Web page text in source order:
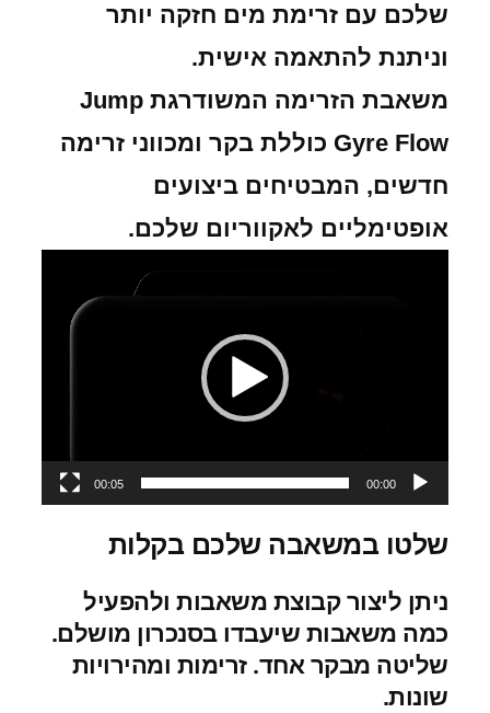
שלכם עם זרימת מים חזקה יותר
וניתנת להתאמה אישית.
משאבת הזרימה המשודרגת Jump
Gyre Flow כוללת בקר ומכווני זרימה
חדשים, המבטיחים ביצועים
אופטימליים לאקווריום שלכם.
00:00
00:05
שלטו במשאבה שלכם בקלות
ניתן ליצור קבוצת משאבות ולהפעיל
כמה משאבות שיעבדו בסנכרון מושלם.
שליטה מבקר אחד. זרימות ומהירויות
שונות.